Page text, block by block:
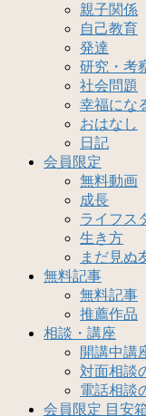
親子関係
自己教育
発達
研究・考
社会問題
幸福にな
おはなし
日記
会員限定
無料動画
成長
ライフス
生き方
まだ見ぬ
無料記事
無料記事
推薦作品
相談・講座
開講中講
対面相談
電話相談
会員限定 目安